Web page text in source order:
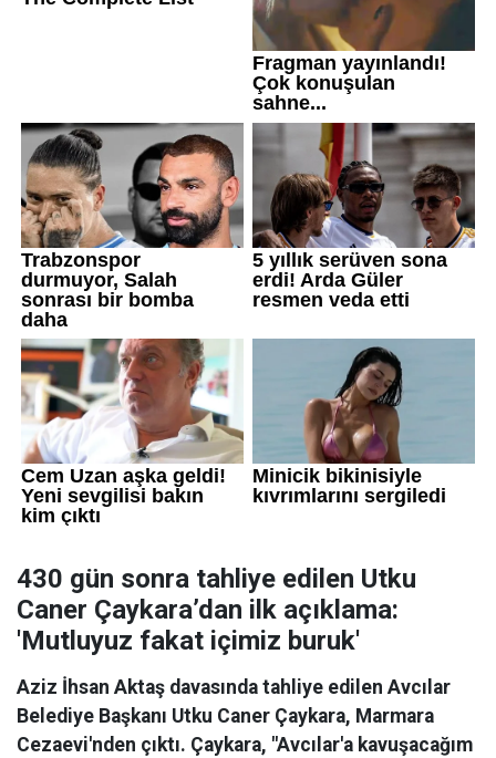
430 gün sonra tahliye edilen Utku
Caner Çaykara’dan ilk açıklama:
'Mutluyuz fakat içimiz buruk'
Aziz İhsan Aktaş davasında tahliye edilen Avcılar
Belediye Başkanı Utku Caner Çaykara, Marmara
Cezaevi'nden çıktı. Çaykara, "Avcılar'a kavuşacağım